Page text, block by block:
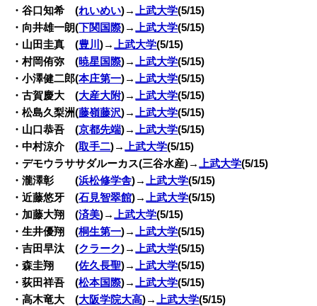
・谷口知希 (れいめい)→ 上武大学(5/15)
・向井雄一朗(下関国際)→ 上武大学(5/15)
・山田圭真 (豊川)→ 上武大学(5/15)
・村岡侑弥 (暁星国際)→ 上武大学(5/15)
・小澤健二郎(本庄第一)→ 上武大学(5/15)
・古賀慶大 (大産大附)→ 上武大学(5/15)
・松島久梨洲(藤嶺藤沢)→ 上武大学(5/15)
・山口恭吾 (京都先端)→ 上武大学(5/15)
・中村涼介 (取手二)→ 上武大学(5/15)
・デモウラササダルーカス(三谷水産)→
上武大学(5/15)
・瀧澤彰 (浜松修学舎)→ 上武大学(5/15)
・近藤悠牙 (石見智翠館)→ 上武大学(5/15)
・加藤大翔 (済美)→ 上武大学(5/15)
・生井優翔 (桐生第一)→ 上武大学(5/15)
・吉田早汰 (クラーク)→ 上武大学(5/15)
・森圭翔 (佐久長聖)→ 上武大学(5/15)
・荻田祥吾 (松本国際)→ 上武大学(5/15)
・高木竜大 (大阪学院大高)→ 上武大学(5/15)